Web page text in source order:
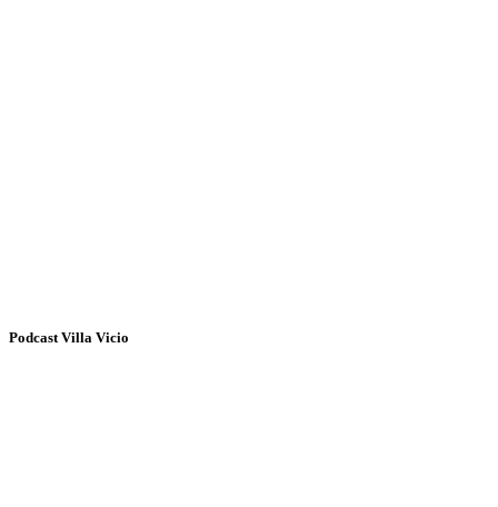
Podcast Villa Vicio